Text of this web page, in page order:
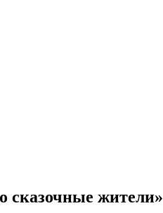
сказочные жители»